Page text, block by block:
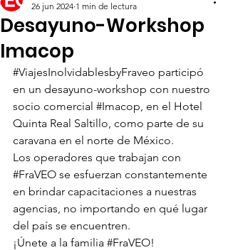
Desayuno-Workshop
Imacop
26 jun 2024 1 min de lectura
#ViajesInolvidablesbyFraveo participó
en un desayuno-workshop con nuestro
socio comercial #Imacop, en el Hotel
Quinta Real Saltillo, como parte de su
caravana en el norte de México.
Los operadores que trabajan con
#FraVEO se esfuerzan constantemente
en brindar capacitaciones a nuestras
agencias, no importando en qué lugar
del país se encuentren.
¡Únete a la familia #FraVEO!